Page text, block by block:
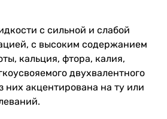
с сильной и слабой
с высоким содержанием
кальция, фтора, калия,
двухвалентного
них акцентирована на ту или